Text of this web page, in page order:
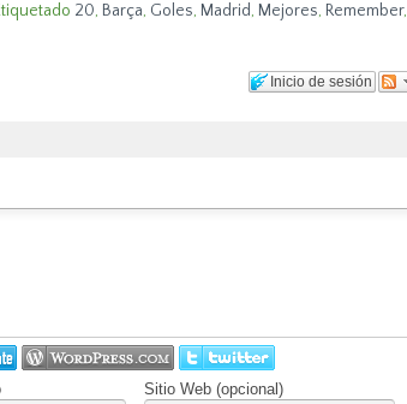
20, Barça, Goles, Madrid, Mejores, Remember,
Inicio de sesión
Sitio Web (opcional)